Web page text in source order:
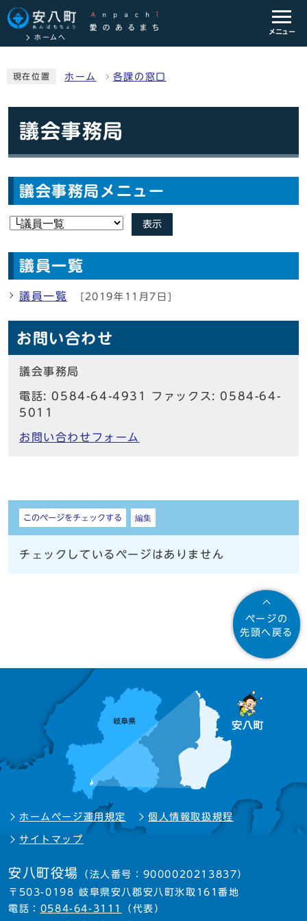
ホームへ
メニュー
現在位置 ホーム 各課の窓口
議会事務局
議会事務局メニュー
表示
議員一覧
議員一覧 [2019年11月7日]
お問い合わせ
議会事務局
電話: 0584-64-4931 ファックス: 0584-64-
5011
お問い合わせフォーム
しおり
このページをチェックする 編集
チェックしているページはありません
ページの
先頭へ戻る
ホームページ運用規定 個人情報取扱規程
サイトマップ
安八町役場 （法人番号：9000020213837）
〒503-0198 岐阜県安八郡安八町氷取161番地
電話： 0584-64-3111
（代表）